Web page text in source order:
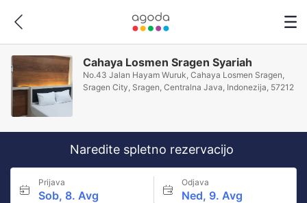
Cahaya Losmen Sragen Syariah
No.43 Jalan Hayam Wuruk, Cahaya Losmen Sragen,
Sragen City, Sragen, Centralna Java, Indonezija, 57212
Naredite spletno rezervacijo
Prijava
Sob, 8. Avg
Odjava
Ned, 9. Avg